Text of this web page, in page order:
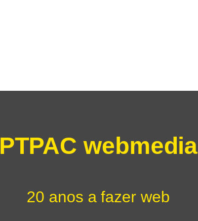
PTPAC webmedia
20 anos a fazer web